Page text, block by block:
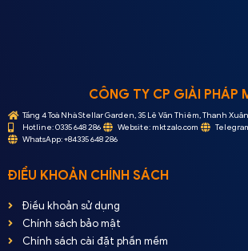
CÔNG TY CP GIẢI PHÁP
Tầng 4 Toà Nhà Stellar Garden, 35 Lê Văn Thiêm, Thanh
Hotline: 0335 648 286
Website: mktzalo.com
WhatsApp: +84335 648 286
ĐIỀU KHOẢN CHÍNH SÁCH
Điều khoản sử dụng
Chính sách bảo mật
Chính sách cài đặt phần mềm